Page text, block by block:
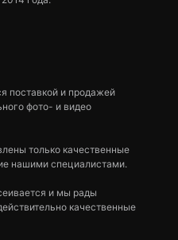
поставкой и продажей
фото- и видео
только качественные
нашими специалистами.
и мы рады
качественные